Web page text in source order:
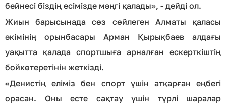
бейнесі біздің есімізде мәңгі қалады», - дейді ол.
Жиын барысынада сөз сөйлеген Алматы қаласы
әкімінің орынбасары Арман Қырықбаев алдағы
уақытта қалада спортшыға арналған ескерткіштің
бойкөтеретінін жеткізді.
«Денистің еліміз бен спорт үшін атқарған еңбегі
орасан. Оны есте сақтау үшін түрлі шаралар